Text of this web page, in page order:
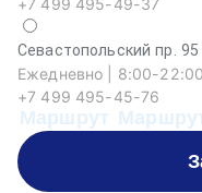
+7 499 495-49-37
Севастопольский пр. 95
Ежедневно | 8:00-22:00
+7 499 495-45-76
Маршрут